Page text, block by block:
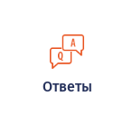
Ответы